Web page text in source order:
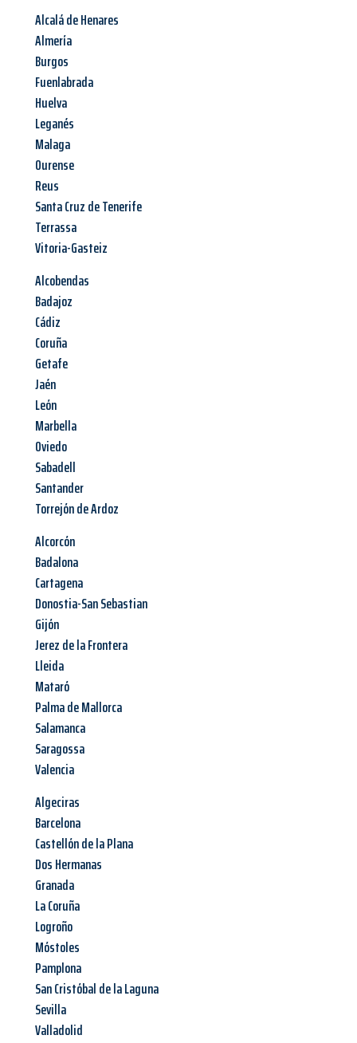
Alcalá de Henares
Almería
Burgos
Fuenlabrada
Huelva
Leganés
Malaga
Ourense
Reus
Santa Cruz de Tenerife
Terrassa
Vitoria-Gasteiz
Alcobendas
Badajoz
Cádiz
Coruña
Getafe
Jaén
León
Marbella
Oviedo
Sabadell
Santander
Torrejón de Ardoz
Alcorcón
Badalona
Cartagena
Donostia-San Sebastian
Gijón
Jerez de la Frontera
Lleida
Mataró
Palma de Mallorca
Salamanca
Saragossa
Valencia
Algeciras
Barcelona
Castellón de la Plana
Dos Hermanas
Granada
La Coruña
Logroño
Móstoles
Pamplona
San Cristóbal de la Laguna
Sevilla
Valladolid